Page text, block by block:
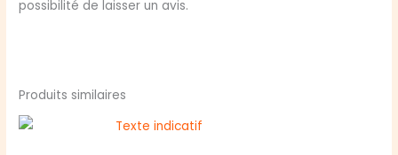
possibilité de laisser un avis.
Produits similaires